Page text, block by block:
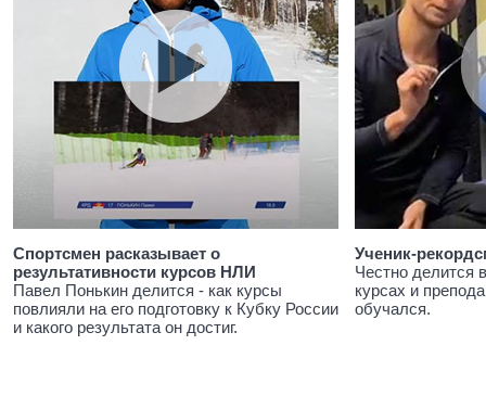
Спортсмен расказывает о
результативности курсов НЛИ
Павел Понькин делится - как курсы
повлияли на его подготовку к Кубку России
и какого результата он достиг.
Ученик-
Честно делится
курсах и
обучался.